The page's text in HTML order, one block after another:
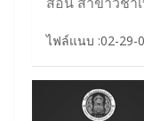
ไฟล์แนบ :02-29-